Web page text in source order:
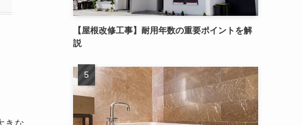
【屋根改修工事】耐用年数の重要ポイントを解
説